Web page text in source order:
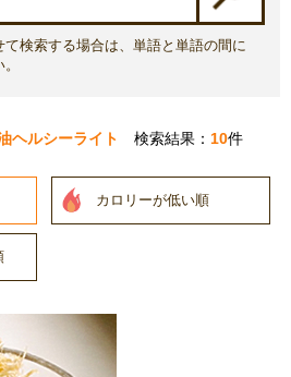
て検索する場合は、単語と単語の間に
ヘルシーライト 検索結果： 10件
カロリーが低い順